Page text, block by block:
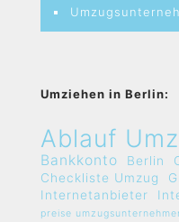
Umziehen in Berlin:
Ablauf
Bankkonto
Berlin
Checkliste Umzug
Internetanbieter
preise